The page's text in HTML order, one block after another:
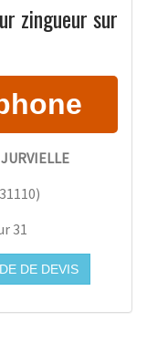
zingueur sur
31110)
31
DE DEVIS